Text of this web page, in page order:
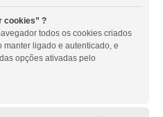
cookies” ?
todos os cookies criados
ligado e autenticado, e
opções ativadas pelo